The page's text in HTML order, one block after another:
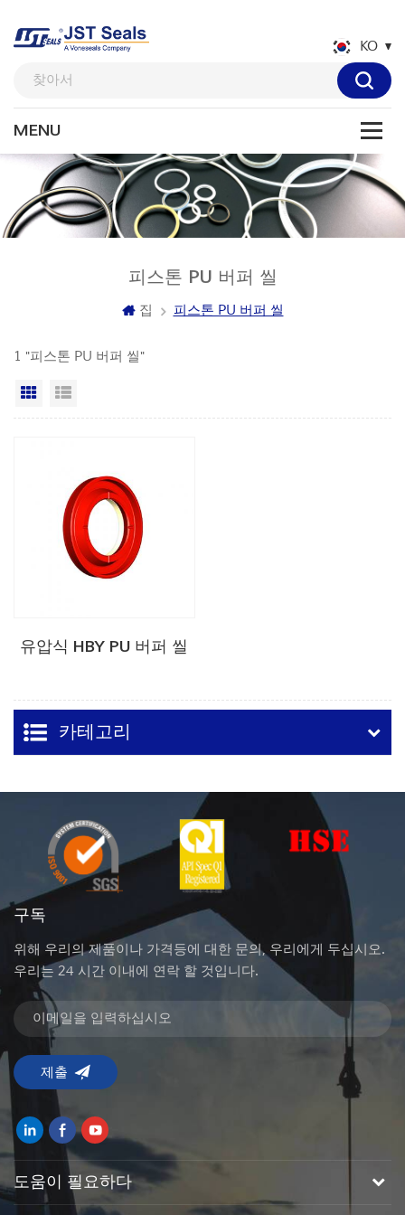
KO
피스톤 PU 버퍼 씰
집 피스톤 PU 버퍼 씰
1 "피스톤 PU 버퍼 씰"
격자보기
유압식 HBY PU 버퍼 씰
카테고리
구독
위해 우리의 제품이나 가격등에 대한 문의, 우리에게 두십시오.
우리는 24 시간 이내에 연락 할 것입니다.
도움이 필요하다